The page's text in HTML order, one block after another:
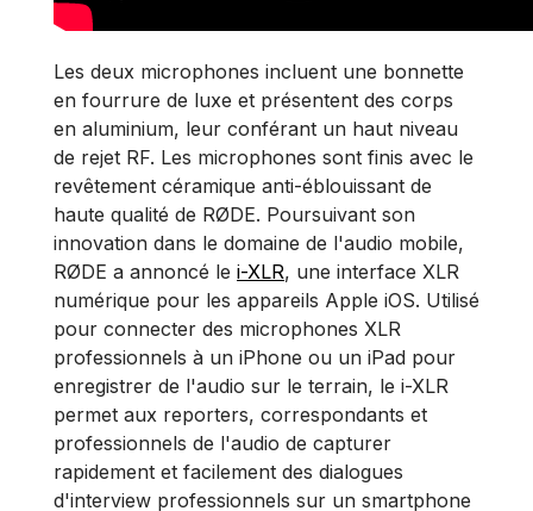
Les deux microphones incluent une bonnette
en fourrure de luxe et présentent des corps
en aluminium, leur conférant un haut niveau
de rejet RF. Les microphones sont finis avec le
revêtement céramique anti-éblouissant de
haute qualité de RØDE. Poursuivant son
innovation dans le domaine de l'audio mobile,
RØDE a annoncé le i-XLR, une interface XLR
numérique pour les appareils Apple iOS. Utilisé
pour connecter des microphones XLR
professionnels à un iPhone ou un iPad pour
enregistrer de l'audio sur le terrain, le i-XLR
permet aux reporters, correspondants et
professionnels de l'audio de capturer
rapidement et facilement des dialogues
d'interview professionnels sur un smartphone